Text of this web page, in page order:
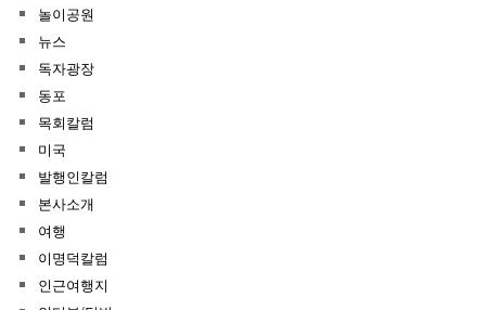
놀이공원
뉴스
독자광장
동포
목회칼럼
미국
발행인칼럼
본사소개
여행
이명덕칼럼
인근여행지